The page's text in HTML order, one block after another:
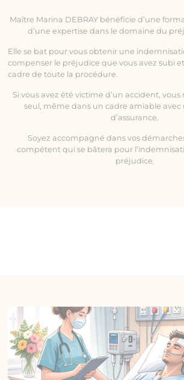
Maître Marina DEBRAY bénéficie d’une
d’une expertise dans le domaine du
Elle se bat pour vous obtenir une
compenser le préjudice que vous avez subi
cadre de toute la procédure.
Si vous avez été victime d’un accident, vous
seul, même dans un cadre amiable
d’assurance.
Soyez accompagné dans vos
compétent qui se bâtera pour
préjudice.